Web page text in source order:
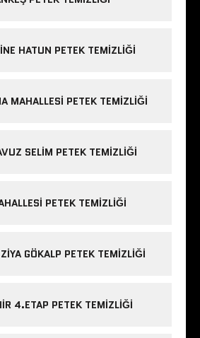
HATUN PETEK TEMIZLIĞI
MAHALLESI PETEK TEMIZLIĞI
SELIM PETEK TEMIZLIĞI
PETEK TEMIZLIĞI
GÖKALP PETEK TEMIZLIĞI
4.ETAP PETEK TEMIZLIĞI